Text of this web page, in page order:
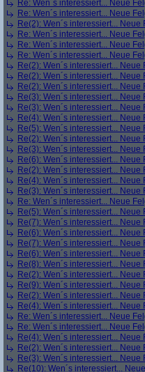
Re: Wen´s interessiert... Neue
Re: Wen´s interessiert... Neue
Re(2): Wen´s interessiert... Neue
Re: Wen´s interessiert... Neue
Re: Wen´s interessiert... Neue
Re: Wen´s interessiert... Neue
Re(2): Wen´s interessiert... Neue
Re(2): Wen´s interessiert... Neue
Re(2): Wen´s interessiert... Neue
Re(3): Wen´s interessiert... Neue
Re(3): Wen´s interessiert... Neue
Re(4): Wen´s interessiert... Neue
Re(5): Wen´s interessiert... Neue
Re(2): Wen´s interessiert... Neue
Re(3): Wen´s interessiert... Neue
Re(6): Wen´s interessiert... Neue
Re(2): Wen´s interessiert... Neue
Re(4): Wen´s interessiert... Neue
Re(3): Wen´s interessiert... Neue
Re: Wen´s interessiert... Neue
Re(5): Wen´s interessiert... Neue
Re(7): Wen´s interessiert... Neue
Re(6): Wen´s interessiert... Neue
Re(7): Wen´s interessiert... Neue
Re(6): Wen´s interessiert... Neue
Re(8): Wen´s interessiert... Neue
Re(2): Wen´s interessiert... Neue
Re(9): Wen´s interessiert... Neue
Re(2): Wen´s interessiert... Neue
Re(4): Wen´s interessiert... Neue
Re: Wen´s interessiert... Neue
Re: Wen´s interessiert... Neue
Re(4): Wen´s interessiert... Neue
Re(2): Wen´s interessiert... Neue
Re(3): Wen´s interessiert... Neue
Re(10): Wen´s interessiert...